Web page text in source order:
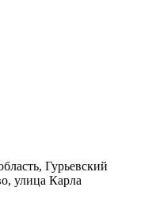
Гурьевский
улица Карла